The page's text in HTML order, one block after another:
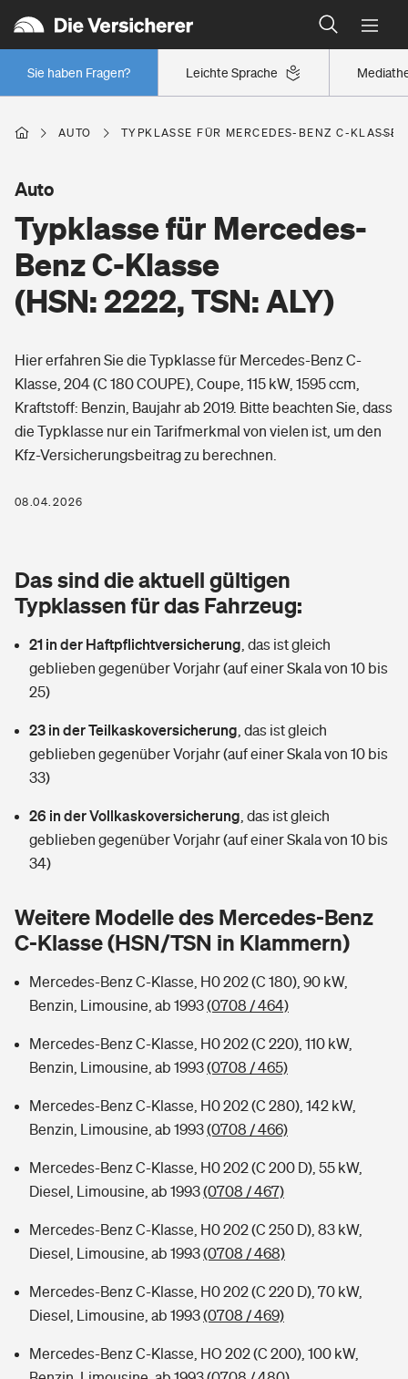
Leichte Sprache
Sie haben Fragen?
Wer versichert was: Jetzt Versicherer finden
Regionalklassen: So ist Ihre Region eingestuft
Wer versichert was: Jetzt Versicherer finden
Berufsunfähigkeitsversicherung
Arbeitsrechtsschutz
Berufshaftpflichtversicherung
Rentenrechner: Wie viel Geld bekomme ich im Alter?
Wer versichert was: Jetzt Versicherer finden
Sie haben Fragen?
Wohnen
Wohngebäudeversicherung
Hausratversicherung
Elementarversicherung
Photovoltaik
Wärmepumpen versichern
Vermieterrrechtsschutz
Mietkautionsversicherung
Restkreditversicherung
Zur Übersicht
Hochwasser-Check: Wie gefährdet ist Ihr Haus?
Wer versichert was: Jetzt Versicherer finden
Sie haben Fragen?
Pri­vate Haft­pflicht­
Rechts­schutz­ver­si­che­rung
Kinderunfall­ver­si­che­rung
Reiseversicherung
Handyversicherung
Private Cyberversicherung
Musikinstrumentenversicherung
Typklassen: So ist Ihr Auto eingestuft
Sie haben Fragen?
Gesundheit
Private Krankenversicherung
Tierkrankenversicherung
Zur Übersicht
Wer versichert was: Jetzt Versicherer finden
Sie haben Fragen?
Rentenrechner: Wie viel Geld bekomme ich im Alter?
AUTO TYPKLASSE FÜR MERCEDES-BENZ C-
Typklasse für Mercedes-
Benz C-Klasse
(HSN: 2222, TSN: ALY)
Auto
Hier erfahren Sie die Typklasse für Mercedes-Benz C-
Klasse, 204 (C 180 COUPE), Coupe, 115 kW, 1595 ccm,
Kraftstoff: Benzin, Baujahr ab 2019. Bitte beachten Sie, dass
die Typklasse nur ein Tarifmerkmal von vielen ist, um den
Kfz-Versicherungsbeitrag zu berechnen.
08.04.2026
Das sind die aktuell gültigen
Typklassen für das Fahrzeug:
21 in der Haftpflichtversicherung das ist gleich
geblieben gegenüber Vorjahr (auf einer Skala von 10 bis
25)
23 in der Teilkaskoversicherung das ist gleich
geblieben gegenüber Vorjahr (auf einer Skala von 10 bis
33)
26 in der Vollkaskoversicherung das ist gleich
geblieben gegenüber Vorjahr (auf einer Skala von 10 bis
34)
Weitere Modelle des Mercedes-Benz
C-Klasse (HSN/TSN in Klammern)
Mercedes-Benz C-Klasse, H0 202 (C 180), 90 kW,
Benzin, Limousine, ab 1993(0708 / 464)
Mercedes-Benz C-Klasse, H0 202 (C 220), 110 kW,
Benzin, Limousine, ab 1993(0708 / 465)
Mercedes-Benz C-Klasse, H0 202 (C 280), 142 kW,
Benzin, Limousine, ab 1993(0708 / 466)
Mercedes-Benz C-Klasse, H0 202 (C 200 D), 55 kW,
Diesel, Limousine, ab 1993(0708 / 467)
Mercedes-Benz C-Klasse, H0 202 (C 250 D), 83 kW,
Diesel, Limousine, ab 1993(0708 / 468)
Mercedes-Benz C-Klasse, H0 202 (C 220 D), 70 kW,
Diesel, Limousine, ab 1993(0708 / 469)
Mercedes-Benz C-Klasse, HO 202 (C 200), 100 kW,